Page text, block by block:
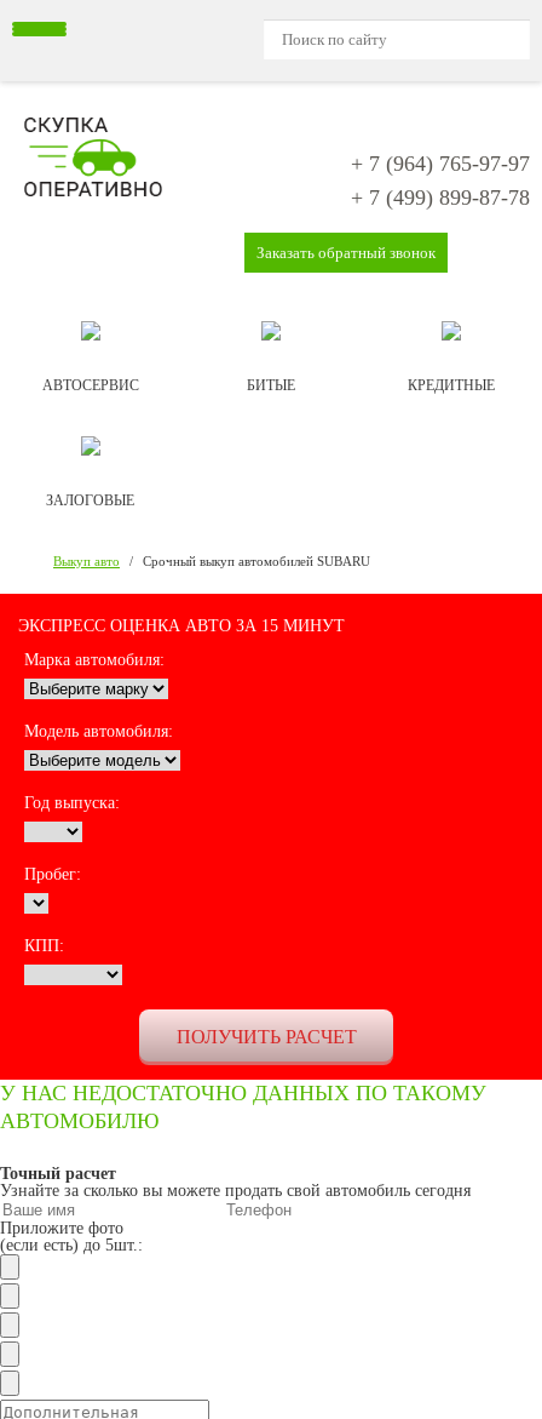
+ 7 (964) 765-97-97
+ 7 (499) 899-87-78
Заказать обратный звонок
АВТОСЕРВИС БИТЫЕ КРЕДИТНЫЕ
ЗАЛОГОВЫЕ
Выкуп авто / Срочный выкуп автомобилей SUBARU
ЭКСПРЕСС ОЦЕНКА АВТО ЗА 15 МИНУТ
Марка автомобиля:
Модель автомобиля:
Год выпуска:
Пробег:
КПП:
У НАС НЕДОСТАТОЧНО ДАННЫХ ПО ТАКОМУ
АВТОМОБИЛЮ
Точный расчет
Узнайте за сколько вы можете продать свой автомобиль сегодня
Приложите фото
(если есть) до 5шт.: